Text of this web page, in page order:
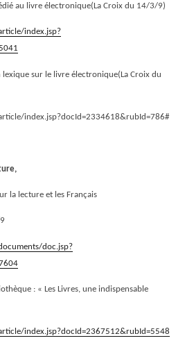
au livre électronique(La Croix du 14/3/9)
index.jsp?
lexique sur le livre électronique(La Croix du
index.jsp?docId=2334618&rubId=786#
la lecture et les Français
doc.jsp?
: « Les Livres, une indispensable
index.jsp?docId=2367512&rubId=5548